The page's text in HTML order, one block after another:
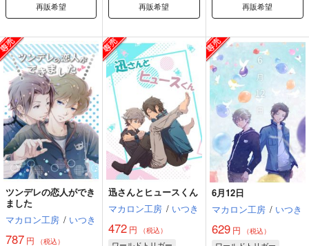
再販希望 再販希望 再販希望
ツンデレの恋人ができ
ました
マカロン工房 / いつき
787 円 （税込）
迅さんとヒュースくん
マカロン工房 / いつき
472 円 （税込）
6月12日
マカロン工房 / いつき
629円 （税込）